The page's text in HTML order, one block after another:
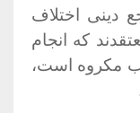
دینی اختلاف
که انجام
مکروه است،